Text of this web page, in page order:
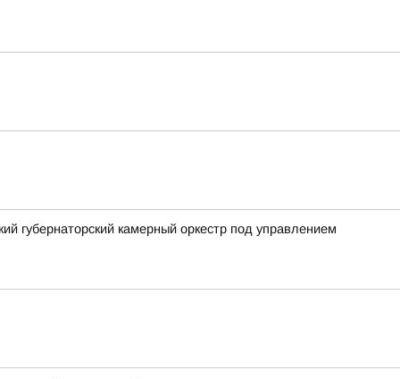
губернаторский камерный оркестр под управлением